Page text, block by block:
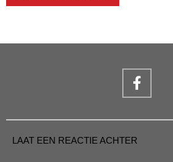
LAAT EEN REACTIE ACHTER